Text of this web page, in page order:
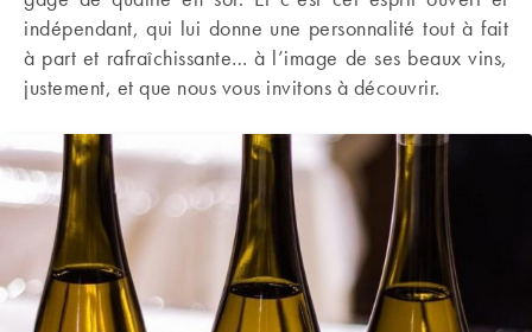
indépendant, qui lui donne une personnalité tout à fait
à part et rafraîchissante… à l’image de ses beaux vins,
justement, et que nous vous invitons à découvrir.